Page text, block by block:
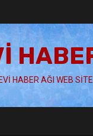
HABER AĞI WEB